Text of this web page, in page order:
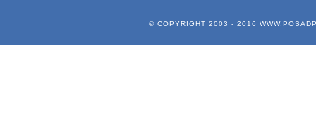
© COPYRIGHT 2003 - 2016